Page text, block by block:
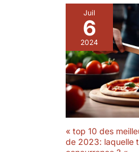
Juil
6
2024
« top 10 des
de 2023: laquelle